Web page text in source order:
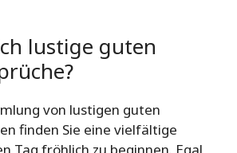
lustige guten
von lustigen guten
finden Sie eine vielfältige
Tag fröhlich zu beginnen. Egal